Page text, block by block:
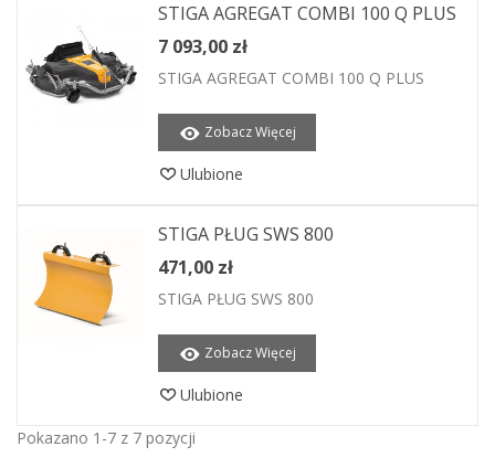
STIGA AGREGAT COMBI 100 Q PLUS
7 093,00 zł
STIGA AGREGAT COMBI 100 Q PLUS
Zobacz Więcej
Ulubione
STIGA PŁUG SWS 800
471,00 zł
STIGA PŁUG SWS 800
Zobacz Więcej
Ulubione
Pokazano 1-7 z 7 pozycji